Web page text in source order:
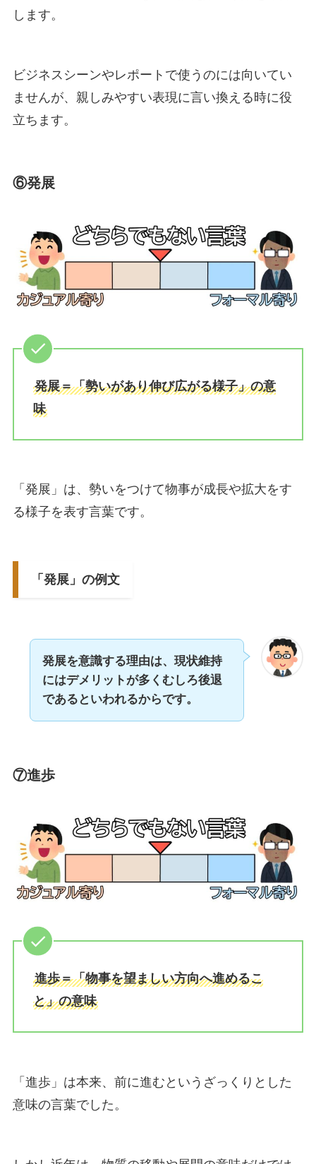
します。
ビジネスシーンやレポートで使うのには向いてい
ませんが、親しみやすい表現に言い換える時に役
立ちます。
⑥発展
発展＝「勢いがあり伸び広がる様子」の意
味
「発展」は、勢いをつけて物事が成長や拡大をす
る様子を表す言葉です。
「発展」の例文
発展を意識する理由は、現状維持
にはデメリットが多くむしろ後退
であるといわれるからです。
⑦進歩
進歩＝「物事を望ましい方向へ進めるこ
と」の意味
「進歩」は本来、前に進むというざっくりとした
意味の言葉でした。